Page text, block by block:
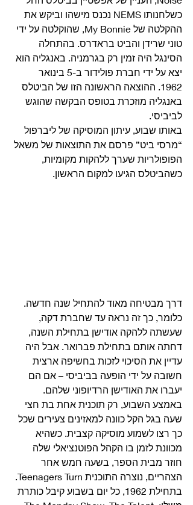
כשלחנותו NEMS נכנס מישהו וביקש את
ההקלטה של My Bonnie, שהוקלטה על ידי
טוני שרידן והביט בראדרס. בהתחלה
הסינגל היה זמין רק בגרמניה. באנגליה הוא
יצא על ידי חברת פולידור ב-5 בינואר
1962. ההוצאה הראשונה הזו של הביטלס
באנגליה מוזכרת בטופס הבקשה שהוגש
לביביסי.
באותו שבוע, עיתון המוסיקה של ליברפול
“מרסי ביט” פרסם את התוצאות של משאל
הפופולריות שערך ללהקות מקומיות,
כשהביטלס הגיעו למקום הראשון.
דרך מבטיחה מאוד להתחיל שנה חדשה.
כלומר, כך זה נראה עד שחברת דקה,
שעשתה ללהקה אודישן בתחילת השנה,
דחתה אותם בתחילת פברואר. אבל היה
עדיין את הסיכוי לזכות בחשיפה ארצית
חשובה על ידי הופעה בביביסי – אם הם
יעברו את האודישן הרדיופוני שלהם.
באמצע השבוע, רק תוכנית אחת בת חצי
שעה בגל הקל כוונה למאזינים צעירים שכל
כך רצו לשמוע מוסיקה קצבית. כשהיא
מכוונת לזמן בו הקהל הפוטנציאלי שלה
חוזר מבית הספר, בשעה חמש אחר
הצהריים, נוצרה התוכנית Teenagers Turn.
בתחילת 1962, כל יום בשבוע קיבל כותרת